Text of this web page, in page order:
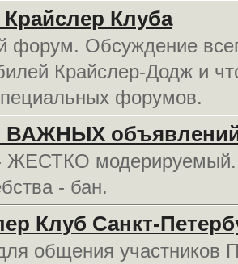
Клуба
форум. Обсуждение
Крайслер-Додж и
форумов.
ВАЖНЫХ
ЖЕСТКО
- бан.
Клуб Санкт-
общения участников